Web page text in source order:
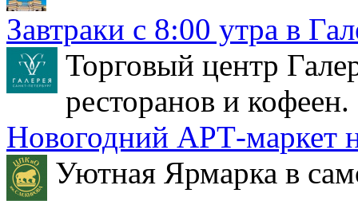
Завтраки с 8:00 утра в
Торговый центр
ресторанов и кофеен.
Новогодний АРТ-маркет
Уютная Ярмарка в